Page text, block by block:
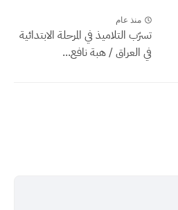
منذ عام
تسرّب التلاميذ في المرحلة الابتدائية
في العراق / هبة نافع...